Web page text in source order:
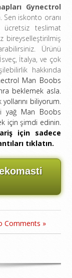
Gynectrol
Sen iskonto oranı
ücretsiz teslimat
bireyselleştirilmiş
Ürünü
İtalya, ve çok
hakkında
Man Boobs
beklemek asla.
biliyorum.
yağ Man Boobs
için şimdi edinin.
için sadece
tıklatın.
Comments »